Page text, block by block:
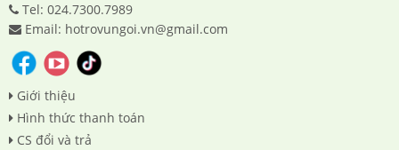
Tel: 024.7300.7989
Email: hotrovungoi.vn@gmail.com
Giới thiệu
Hình thức thanh toán
CS đổi và trả